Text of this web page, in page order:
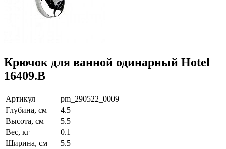
Крючок для ванной одинарный Hotel
16409.B
Артикул
pm_290522_0009
Глубина, см
4.5
Высота, см
5.5
Вес, кг
0.1
Ширина, см
5.5